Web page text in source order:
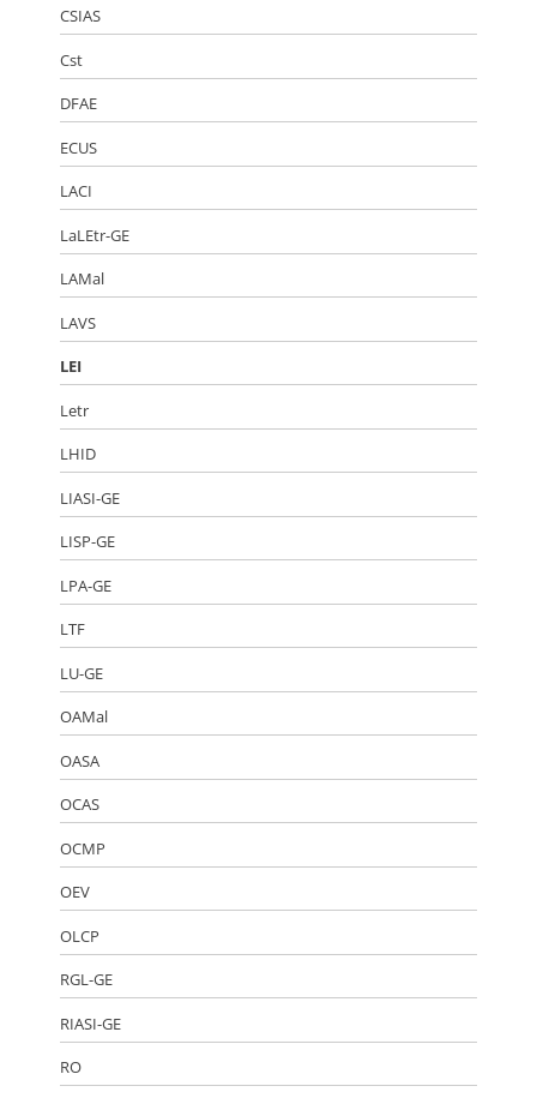
CSIAS
Cst
DFAE
ECUS
LACI
LaLEtr-GE
LAMal
LAVS
LEI
Letr
LHID
LIASI-GE
LISP-GE
LPA-GE
LTF
LU-GE
OAMal
OASA
OCAS
OCMP
OEV
OLCP
RGL-GE
RIASI-GE
RO